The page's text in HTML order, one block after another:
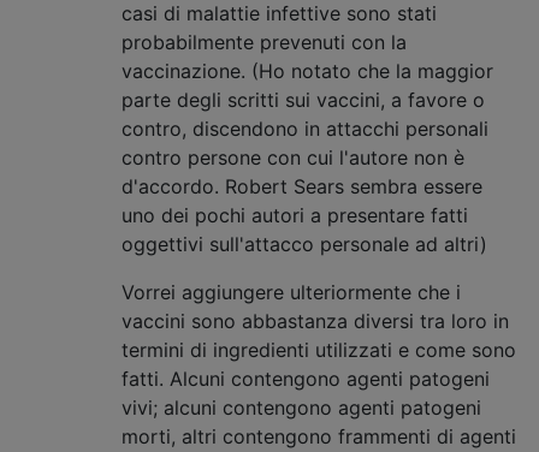
casi di malattie infettive sono stati
probabilmente prevenuti con la
vaccinazione. (Ho notato che la maggior
parte degli scritti sui vaccini, a favore o
contro, discendono in attacchi personali
contro persone con cui l'autore non è
d'accordo. Robert Sears sembra essere
uno dei pochi autori a presentare fatti
oggettivi sull'attacco personale ad altri)
Vorrei aggiungere ulteriormente che i
vaccini sono abbastanza diversi tra loro in
termini di ingredienti utilizzati e come sono
fatti. Alcuni contengono agenti patogeni
vivi; alcuni contengono agenti patogeni
morti, altri contengono frammenti di agenti